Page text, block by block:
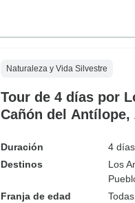
Naturaleza y Vida Silvestre
Tour de 4 días por
Cañón del Antílope,
Duración
4 días
Destinos
Los
Franja de edad